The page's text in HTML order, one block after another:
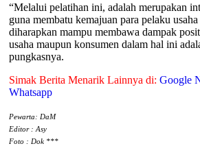
“Melalui pelatihan ini, adalah merupakan
guna membatu kemajuan para pelaku usaha
diharapkan mampu membawa dampak
usaha maupun konsumen dalam hal ini
pungkasnya.
Simak Berita Menarik Lainnya di: Google
Whatsapp
Pewarta: DaM
Editor : Asy
Foto : Dok ***